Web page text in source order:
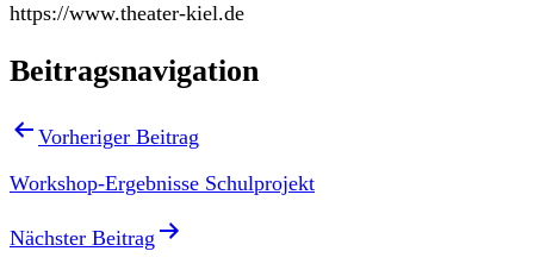
https://www.theater-kiel.de
Beitragsnavigation
Vorheriger Beitrag
Workshop-Ergebnisse Schulprojekt
Nächster Beitrag